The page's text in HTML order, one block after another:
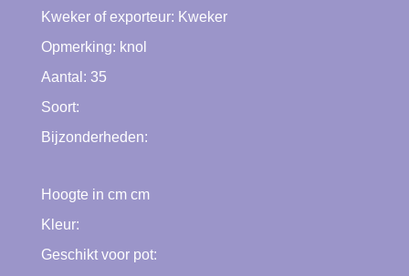
Kweker of exporteur: Kweker
Opmerking: knol
Aantal: 35
Soort:
Bijzonderheden:
Hoogte in cm cm
Kleur:
Geschikt voor pot: